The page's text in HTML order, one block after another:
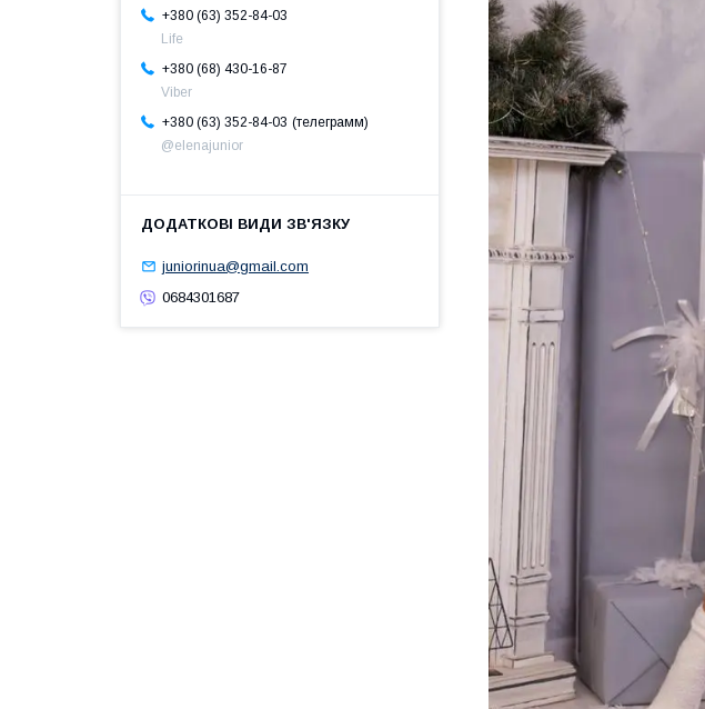
+380 (63) 352-84-03
Life
+380 (68) 430-16-87
Viber
+380 (63) 352-84-03
телеграмм
@elenajunior
juniorinua@gmail.com
0684301687